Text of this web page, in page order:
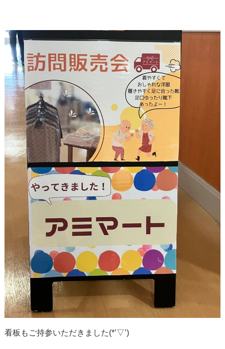
看板もご持参いただきました(*’▽’)